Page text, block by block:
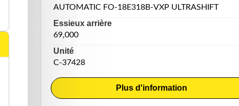
AUTOMATIC FO-18E318B-VXP ULTRASHIFT
Essieux arrière
69,000
Unité
C-37428
Plus d'information